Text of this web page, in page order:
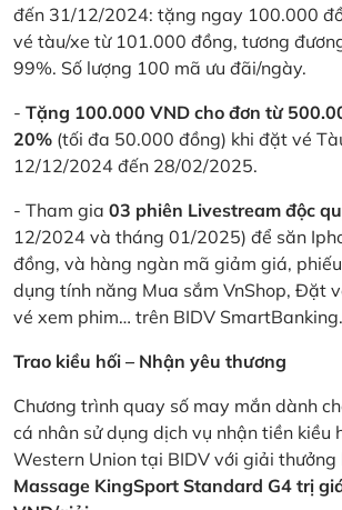
đến 31/12/2024: tặng ngay 100.000
vé tàu/xe từ 101.000 đồng, tương
99%. Số lượng 100 mã ưu đãi/ngày.
- Tặng 100.000 VND cho đơn từ
20% (tối đa 50.000 đồng) khi đặt vé
12/12/2024 đến 28/02/2025.
- Tham gia 03 phiên Livestream độc
12/2024 và tháng 01/2025) để săn
đồng, và hàng ngàn mã giảm giá,
dụng tính năng Mua sắm VnShop, Đặt
vé xem phim… trên BIDV SmartBanking.
Trao kiều hối – Nhận yêu thương
Chương trình quay số may mắn dành
cá nhân sử dụng dịch vụ nhận tiền kiều
Western Union tại BIDV với giải thưởng
Massage KingSport Standard G4 trị